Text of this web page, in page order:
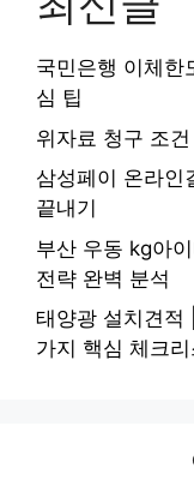
국민은행 이체한
심 팁
위자료 청구 조
삼성페이 온라인
끝내기
부산 우동 kg아
전략 완벽 분석
태양광 설치견적
가지 핵심 체크